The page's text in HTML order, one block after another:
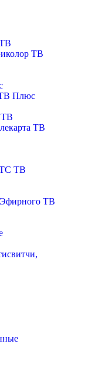
ТВ
Плюс
ТВ
ТВ
ТВ
ТВ